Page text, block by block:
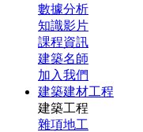
數據分析
知識影片
課程資訊
建築名師
加入我們
建築建材工程
建築工程
雜項地工